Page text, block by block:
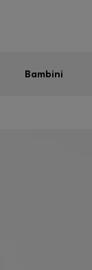
Bambini